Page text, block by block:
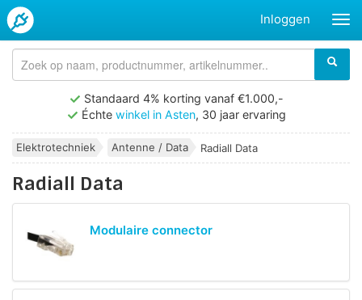
Inloggen
Standaard 4% korting vanaf €1.000,-
Échte winkel in Asten, 30 jaar ervaring
Elektrotechniek Antenne / Data Radiall Data
Radiall Data
Modulaire connector